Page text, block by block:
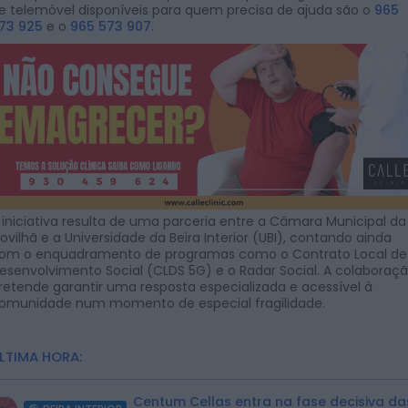
telemóvel disponíveis para quem precisa de ajuda são o 965
925 e o 965 573 907.
iniciativa resulta de uma parceria entre a Câmara Municipal da
e a Universidade da Beira Interior (UBI), contando ainda
o enquadramento de programas como o Contrato Local de
Social (CLDS 5G) e o Radar Social. A
garantir uma resposta especializada e acessível à
num momento de especial fragilidade.
HORA:
Centum Cellas entra na fase decisiva